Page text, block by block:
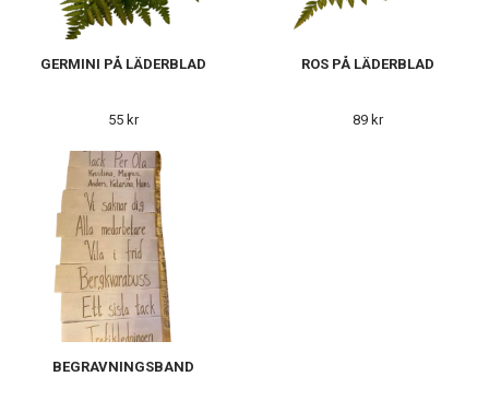
GERMINI PÅ LÄDERBLAD
55 kr
ROS PÅ LÄDERBLAD
89 kr
BEGRAVNINGSBAND